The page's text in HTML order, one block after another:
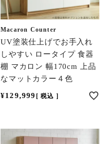
Macaron Counter
UV塗装仕上げでお手入れ
しやすい ロータイプ 食器
棚 マカロン 幅170cm 上品
なマットカラー４色
¥129,999 税込